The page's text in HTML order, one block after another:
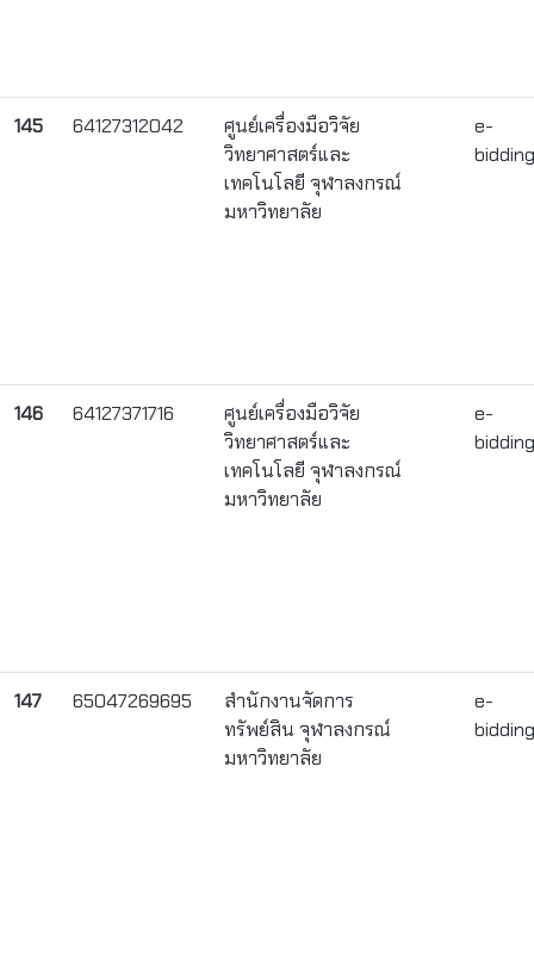
145 64127312042
ศูนย์เครื่องมือวิจัย
วิทยาศาสตร์และ
เทคโนโลยี จุฬาลงกรณ์
มหาวิทยาลัย
e-
bidding
146 64127371716
ศูนย์เครื่องมือวิจัย
วิทยาศาสตร์และ
เทคโนโลยี จุฬาลงกรณ์
มหาวิทยาลัย
e-
bidding
147 65047269695
สำนักงานจัดการ
ทรัพย์สิน จุฬาลงกรณ์
มหาวิทยาลัย
e-
bidding